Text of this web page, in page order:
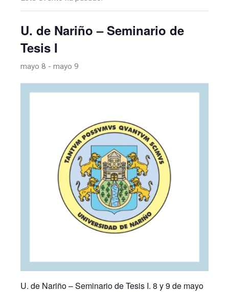
U. de Nariño – Seminario de
Tesis I
mayo 8 - mayo 9
U. de Nariño – Seminario de Tesis I. 8 y 9 de mayo